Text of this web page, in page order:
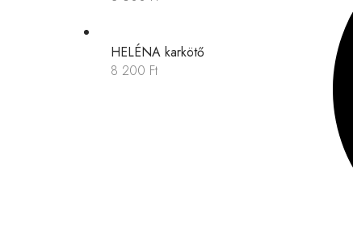
HELÉNA karkötő
8 200 Ft